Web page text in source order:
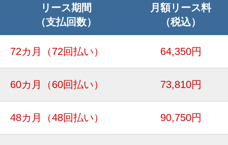
リース期間
（支払回数）
月額リース料
（税込）
72カ月 （72回払い） 64,350円
60カ月 （60回払い） 73,810円
48カ月 （48回払い） 90,750円